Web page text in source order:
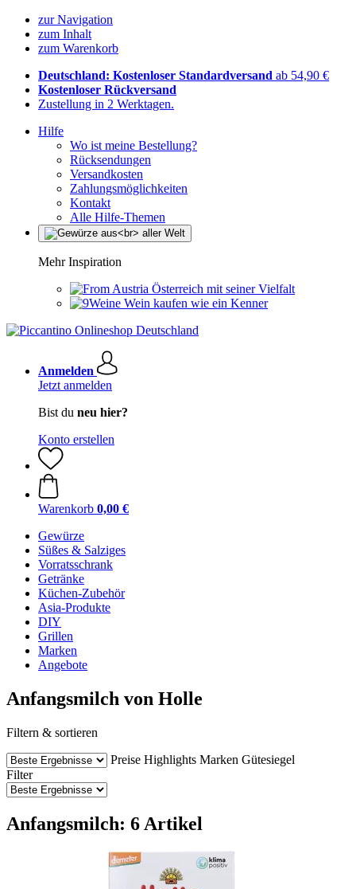
zur Navigation
zum Inhalt
zum Warenkorb
Deutschland: Kostenloser Standardversand ab 54,90 €
Kostenloser Rückversand
Zustellung in 2 Werktagen.
Hilfe
Wo ist meine Bestellung?
Rücksendungen
Versandkosten
Zahlungsmöglichkeiten
Kontakt
Alle Hilfe-Themen
Mehr Inspiration
Österreich mit seiner Vielfalt
Wein kaufen wie ein Kenner
Anmelden
Jetzt anmelden
Bist du neu hier?
Konto erstellen
Warenkorb 0,00 €
Gewürze
Süßes & Salziges
Vorratsschrank
Getränke
Küchen-Zubehör
Asia-Produkte
DIY
Grillen
Marken
Angebote
Anfangsmilch von Holle
Filtern & sortieren
Preise Highlights Marken Gütesiegel
Filter
Anfangsmilch: 6 Artikel